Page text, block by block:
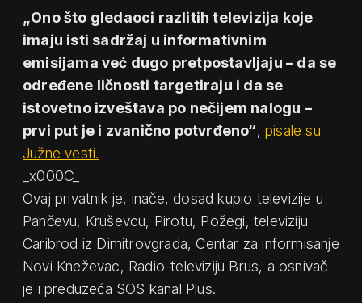
„Ono što gledaoci razlitih televizija koje
imaju isti sadržaj u informativnim
emisijama već dugo pretpostavljaju – da se
određene ličnosti targetiraju i da se
istovetno izveštava po nečijem nalogu –
prvi put je i zvanično potvrđeno“,pisale su
Južne vesti.
_x000C_
Ovaj privatnik je, inače, dosad kupio televizije u
Pančevu, Kruševcu, Pirotu, Požegi, televiziju
Caribrod iz Dimitrovgrada, Centar za informisanje
Novi Kneževac, Radio-televiziju Brus, a osnivač
je i preduzeća SOS kanal Plus.